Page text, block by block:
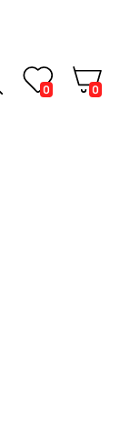
0 0